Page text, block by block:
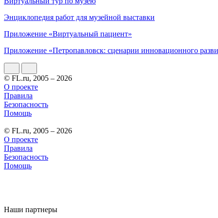
Энциклопедия работ для музейной выставки
Приложение «Виртуальный пациент»
Приложение «Петропавловск: сценарии инновационного
© FL.ru, 2005 – 2026
О проекте
Правила
Безопасность
Помощь
© FL.ru, 2005 – 2026
О проекте
Правила
Безопасность
Помощь
Наши партнеры